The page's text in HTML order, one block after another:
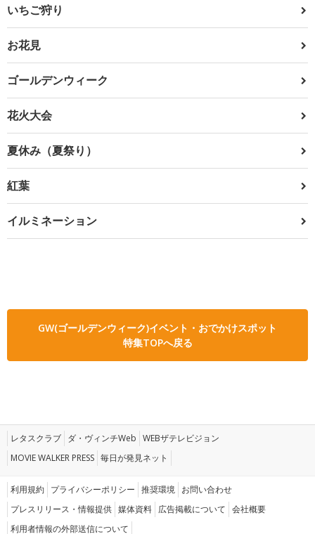
いちご狩り
お花見
ゴールデンウィーク
花火大会
夏休み（夏祭り）
紅葉
イルミネーション
GW(ゴールデンウィーク)イベント・おでかけスポット
特集TOPへ戻る
レタスクラブ ダ・ヴィンチWeb WEBザテレビジョン
MOVIE WALKER PRESS 毎日が発見ネット
利用規約 プライバシーポリシー 推奨環境 お問い合わせ
プレスリリース・情報提供 媒体資料 広告掲載について 会社概要
利用者情報の外部送信について